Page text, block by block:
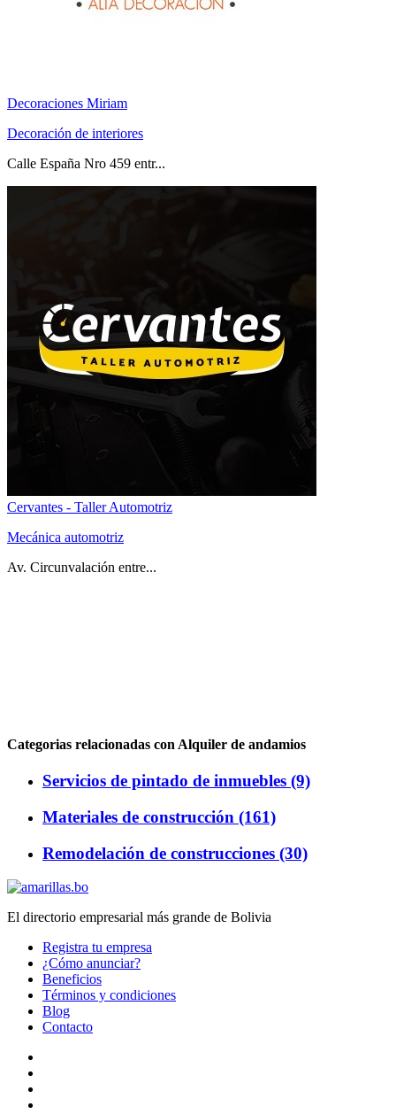
Decoraciones Miriam
Decoración de interiores
Calle España Nro 459 entr...
Cervantes - Taller Automotriz
Mecánica automotriz
Av. Circunvalación entre...
Categorias relacionadas con Alquiler de andamios
Servicios de pintado de inmuebles (9)
Materiales de construcción (161)
Remodelación de construcciones (30)
El directorio empresarial más grande de Bolivia
Registra tu empresa
¿Cómo anunciar?
Beneficios
Términos y condiciones
Blog
Contacto